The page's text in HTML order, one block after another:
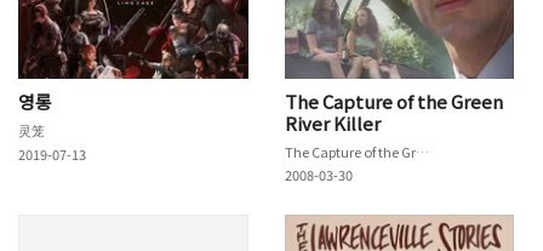
영롱
灵笼
2019-07-13
The Capture of the Green
River Killer
The Capture of the Green River Killer
2008-03-30